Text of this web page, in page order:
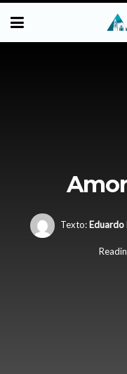
Texto: Eduardo